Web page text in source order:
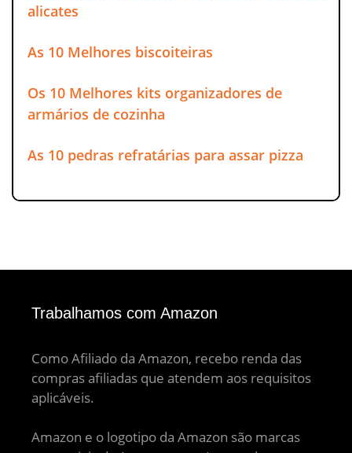
alicates
As 10 Melhores biscoiteiras
Os 10 Melhores kits organizadores de
armários de cozinha
As 10 pedras refratárias para assar pizza
Trabalhamos com Amazon
Como Afiliado da Amazon, recebo renda das
compras afiliadas que atendem aos requisitos
aplicáveis.
Amazon e o logotipo da Amazon são marcas